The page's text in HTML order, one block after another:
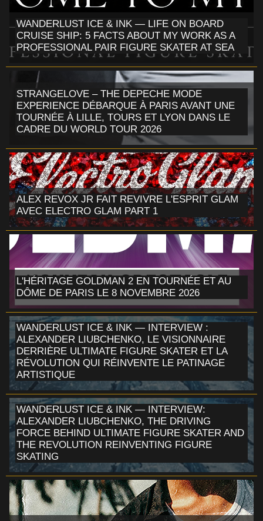
WANDERLUST ICE & INK — LIFE ON BOARD
CRUISE SHIP: 5 FACTS ABOUT MY WORK AS A
PROFESSIONAL PAIR FIGURE SKATER AT SEA
STRANGELOVE – THE DEPECHE MODE
EXPERIENCE DÉBARQUE À PARIS AVANT UNE
TOURNÉE À LILLE, TOURS ET LYON DANS LE
CADRE DU WORLD TOUR 2026
ALEX REVOX JR FAIT REVIVRE L'ESPRIT GLAM
AVEC ELECTRO GLAM PART 1
L'HÉRITAGE GOLDMAN 2 EN TOURNÉE ET AU
DÔME DE PARIS LE 8 NOVEMBRE 2026
WANDERLUST ICE & INK — INTERVIEW :
ALEXANDER LIUBCHENKO, LE VISIONNAIRE
DERRIÈRE ULTIMATE FIGURE SKATER ET LA
RÉVOLUTION QUI RÉINVENTE LE PATINAGE
ARTISTIQUE
WANDERLUST ICE & INK — INTERVIEW:
ALEXANDER LIUBCHENKO, THE DRIVING
FORCE BEHIND ULTIMATE FIGURE SKATER AND
THE REVOLUTION REINVENTING FIGURE
SKATING